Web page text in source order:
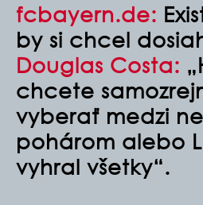
fcbayern.de:
by si chcel
Douglas Costa:
chcete
vyberať medzi
pohárom alebo
vyhral všetky“.